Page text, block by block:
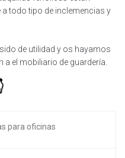
todo tipo de inclemencias y
de utilidad y os hayamos
el mobiliario de guardería.
para oficinas